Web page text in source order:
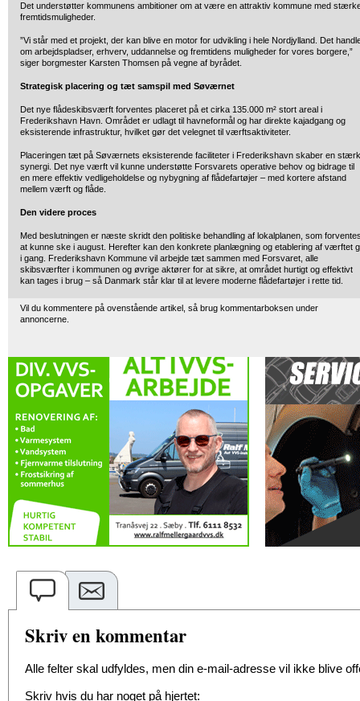
Det understøtter kommunens ambitioner om at være en attraktiv kommune med
fremtidsmuligheder.
”Vi står med et projekt, der kan blive en motor for udvikling i hele Nordjylland. Det
om arbejdspladser, erhverv, uddannelse og fremtidens muligheder for vores borgere,”
siger borgmester Karsten Thomsen på vegne af byrådet.
Strategisk placering og tæt samspil med Søværnet
Det nye flådeskibsværft forventes placeret på et cirka 135.000 m² stort areal i
Frederikshavn Havn. Området er udlagt til havneformål og har direkte kajadgang og
eksisterende infrastruktur, hvilket gør det velegnet til værftsaktiviteter.
Placeringen tæt på Søværnets eksisterende faciliteter i Frederikshavn skaber en stærk
synergi. Det nye værft vil kunne understøtte Forsvarets operative behov og bidrage til
en mere effektiv vedligeholdelse og nybygning af flådefartøjer – med kortere afstand
mellem værft og flåde.
Den videre proces
Med beslutningen er næste skridt den politiske behandling af lokalplanen, som
at kunne ske i august. Herefter kan den konkrete planlægning og etablering af værftet
i gang. Frederikshavn Kommune vil arbejde tæt sammen med Forsvaret, alle
skibsværfter i kommunen og øvrige aktører for at sikre, at området hurtigt og effektivt
kan tages i brug – så Danmark står klar til at levere moderne flådefartøjer i rette tid.
Vil du kommentere på ovenstående artikel, så brug kommentarboksen under
annoncerne.
Skriv en kommentar
Alle felter skal udfyldes, men din e-mail-adresse vil ikke blive
Skriv hvis du har noget på hjertet: